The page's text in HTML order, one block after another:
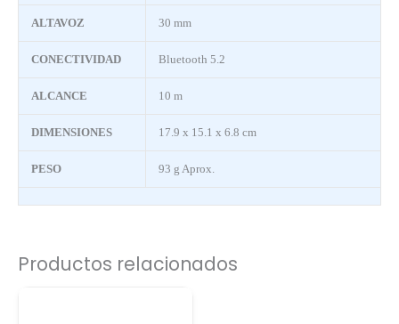
ALTAVOZ 30 mm
CONECTIVIDAD Bluetooth 5.2
ALCANCE 10 m
DIMENSIONES 17.9 x 15.1 x 6.8 cm
PESO 93 g Aprox.
Productos relacionados